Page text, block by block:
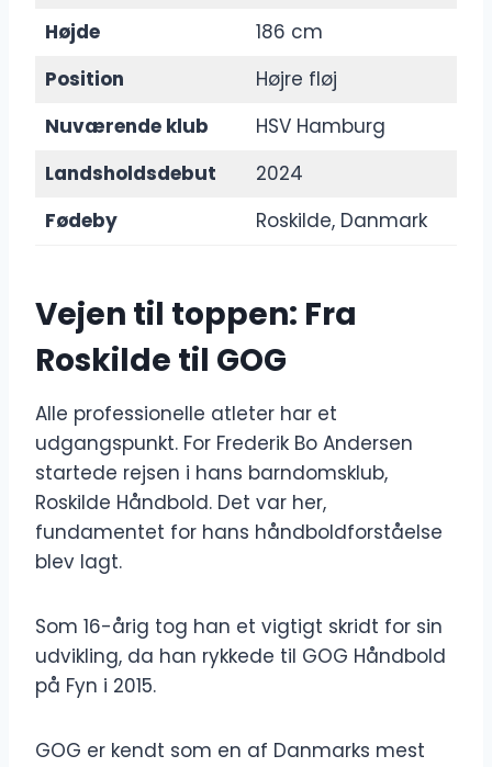
Højde
186 cm
Position
Højre fløj
Nuværende klub
HSV Hamburg
Landsholdsdebut
2024
Fødeby
Roskilde, Danmark
Vejen til toppen: Fra
Roskilde til GOG
Alle professionelle atleter har et
udgangspunkt. For Frederik Bo Andersen
startede rejsen i hans barndomsklub,
Roskilde Håndbold. Det var her,
fundamentet for hans håndboldforståelse
blev lagt.
Som 16-årig tog han et vigtigt skridt for sin
udvikling, da han rykkede til GOG Håndbold
på Fyn i 2015.
GOG er kendt som en af Danmarks mest